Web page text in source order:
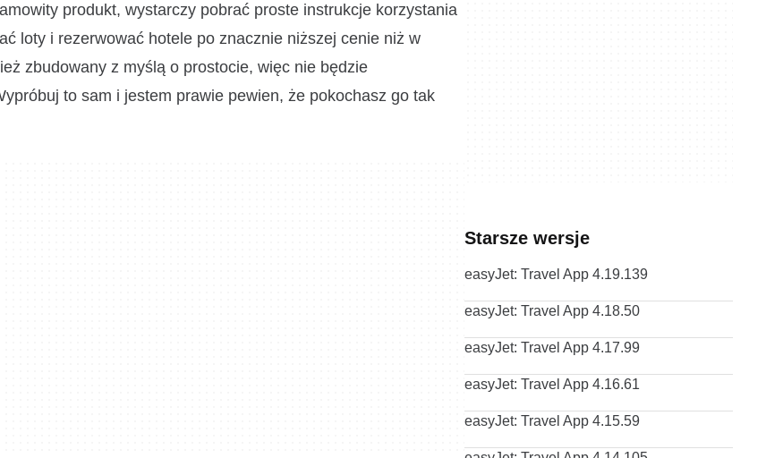
produkt, wystarczy pobrać proste instrukcje korzystania
loty i rezerwować hotele po znacznie niższej cenie niż w
zbudowany z myślą o prostocie, więc nie będzie
to sam i jestem prawie pewien, że pokochasz go tak
Starsze wersje
easyJet: Travel App 4.19.139
easyJet: Travel App 4.18.50
easyJet: Travel App 4.17.99
easyJet: Travel App 4.16.61
easyJet: Travel App 4.15.59